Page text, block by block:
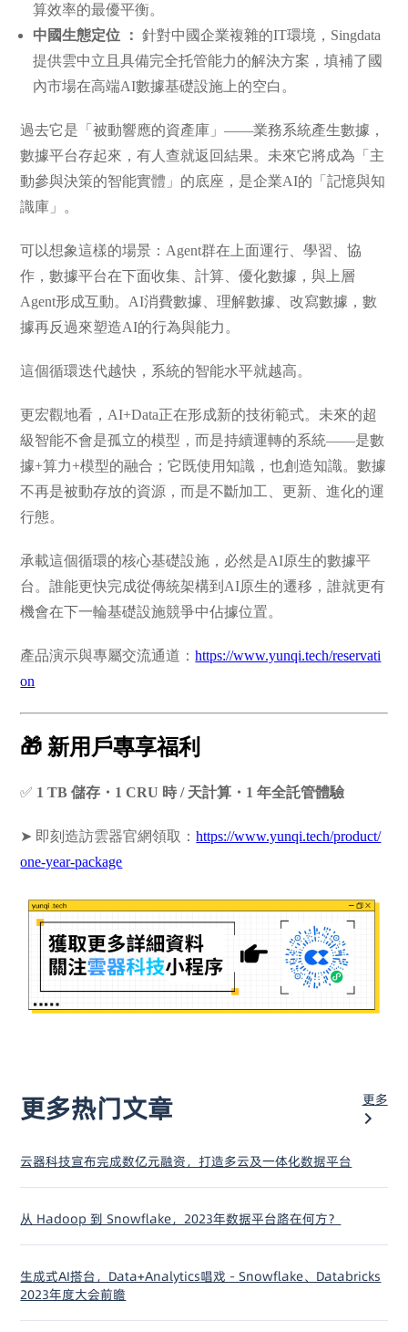
算效率的最優平衡。
中國生態定位 ： 針對中國企業複雜的IT環境，Singdata
提供雲中立且具備完全托管能力的解決方案，填補了國
內市場在高端AI數據基礎設施上的空白。
過去它是「被動響應的資產庫」——業務系統產生數據，
數據平台存起來，有人查就返回結果。未來它將成為「主
動參與決策的智能實體」的底座，是企業AI的「記憶與知
識庫」。
可以想象這樣的場景：Agent群在上面運行、學習、協
作，數據平台在下面收集、計算、優化數據，與上層
Agent形成互動。AI消費數據、理解數據、改寫數據，數
據再反過來塑造AI的行為與能力。
這個循環迭代越快，系統的智能水平就越高。
更宏觀地看，AI+Data正在形成新的技術範式。未來的超
級智能不會是孤立的模型，而是持續運轉的系統——是數
據+算力+模型的融合；它既使用知識，也創造知識。數據
不再是被動存放的資源，而是不斷加工、更新、進化的運
行態。
承載這個循環的核心基礎設施，必然是AI原生的數據平
台。誰能更快完成從傳統架構到AI原生的遷移，誰就更有
機會在下一輪基礎設施競爭中佔據位置。
產品演示與專屬交流通道：https://www.yunqi.tech/reservati
on
🎁 新用戶專享福利
✅ 1 TB 儲存・1 CRU 時 / 天計算・1 年全託管體驗
➤ 即刻造訪雲器官網領取：https://www.yunqi.tech/product/
one-year-package
更多热门文章 更多
云器科技宣布完成数亿元融资，打造多云及一体化数据平台
从 Hadoop 到 Snowflake，2023年数据平台路在何方？
生成式AI搭台，Data+Analytics唱戏 - Snowflake、Databricks
2023年度大会前瞻